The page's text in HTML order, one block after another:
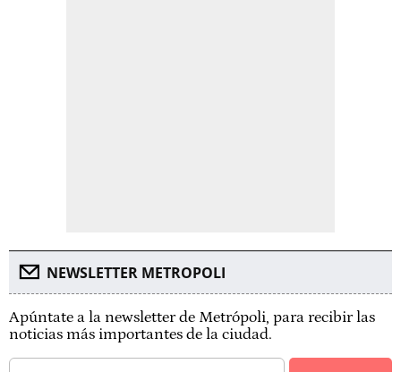
NEWSLETTER METROPOLI
Apúntate a la newsletter de Metrópoli, para recibir las
noticias más importantes de la ciudad.